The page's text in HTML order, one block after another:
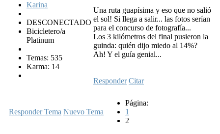
Karina
DESCONECTADO
Bicicletero/a
Platinum
Temas: 535
Karma: 14
Una ruta guapísima y eso que no salió
el sol! Si llega a salir... las fotos serían
para el concurso de fotografía...
Los 3 kilómetros del final pusieron la
guinda: quién dijo miedo al 14%?
Ah! Y el guía genial...
Responder Citar
Responder Tema Nuevo Tema
Página:
1
2